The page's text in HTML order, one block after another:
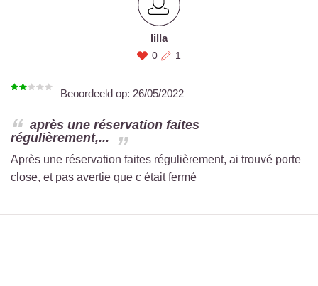
lilla
0 1
Beoordeeld op: 26/05/2022
après une réservation faites
régulièrement,...
Après une réservation faites régulièrement, ai trouvé porte
close, et pas avertie que c était fermé